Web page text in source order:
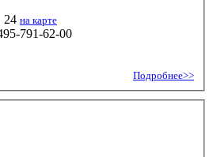
24 на карте
791-62-00
Подробнее>>